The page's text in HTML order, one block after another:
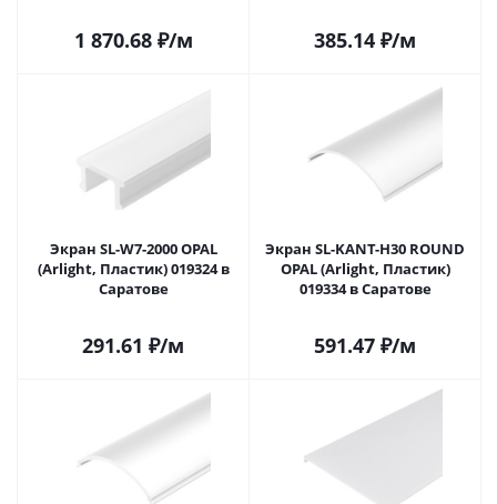
1 870.68₽/м 385.14 ₽/м
Экран SL-W7-2000 OPAL
(Arlight, Пластик) 019324 в
Саратове
291.61 ₽/м
Экран SL-KANT-H30 ROUND
OPAL (Arlight, Пластик)
019334 в Саратове
591.47 ₽/м